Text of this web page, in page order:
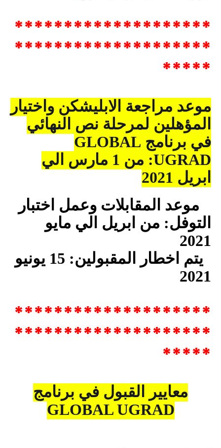
********************
********************
*****
موعد مراجعة الابليشكن واختيار
المؤهلين لمرحلة نص النهائي
في برنامج GLOBAL
UGRAD
: من 1 مارس الي
ابريل 2021
موعد المقابلات وعمل اختبار
التوفل: من ابريل الي مايو
2021
يتم اخطار المقبولين: 15 يونيو
2021
********************
********************
*****
معايير القبول في برنامج
GLOBAL UGRAD